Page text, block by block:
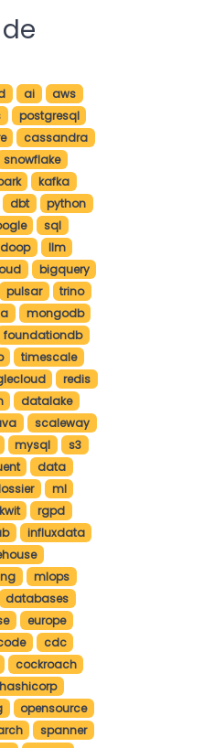
ai
aws
postgresql
cassandra
snowflake
kafka
dbt
python
sql
llm
bigquery
pulsar
trino
mongodb
foundationdb
timescale
redis
datalake
scaleway
mysql
s3
data
ml
rgpd
influxdata
mlops
databases
europe
cdc
cockroach
hashicorp
opensource
spanner